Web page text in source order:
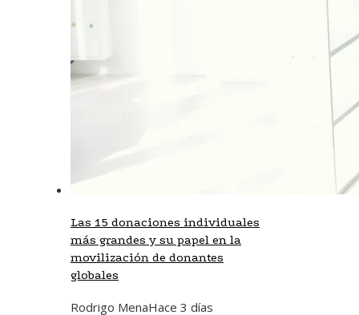
Las 15 donaciones individuales
más grandes y su papel en la
movilización de donantes
globales
Rodrigo MenaHace 3 días